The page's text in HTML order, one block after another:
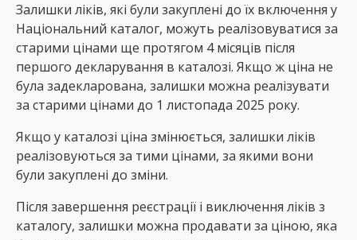
Залишки ліків, які були закуплені до їх включення у
Національний каталог, можуть реалізовуватися за
старими цінами ще протягом 4 місяців після
першого декларування в каталозі. Якщо ж ціна не
була задекларована, залишки можна реалізувати
за старими цінами до 1 листопада 2025 року.
Якщо у каталозі ціна змінюється, залишки ліків
реалізовуються за тими цінами, за якими вони
були закуплені до зміни.
Після завершення реєстрації і виключення ліків з
каталогу, залишки можна продавати за ціною, яка